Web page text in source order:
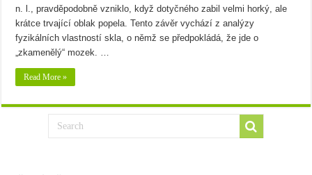
n. l., pravděpodobně vzniklo, když dotyčného zabil velmi horký, ale
krátce trvající oblak popela. Tento závěr vychází z analýzy
fyzikálních vlastností skla, o němž se předpokládá, že jde o
„zkamenělý“ mozek. …
Read More »